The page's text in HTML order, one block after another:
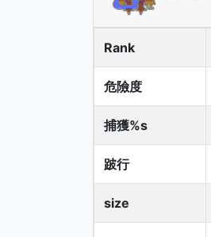
Rank
危險度
捕獲%s
跛行
size